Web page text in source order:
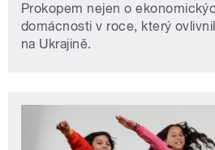
Prokopem nejen o
domácnosti v roce, který
na Ukrajině.